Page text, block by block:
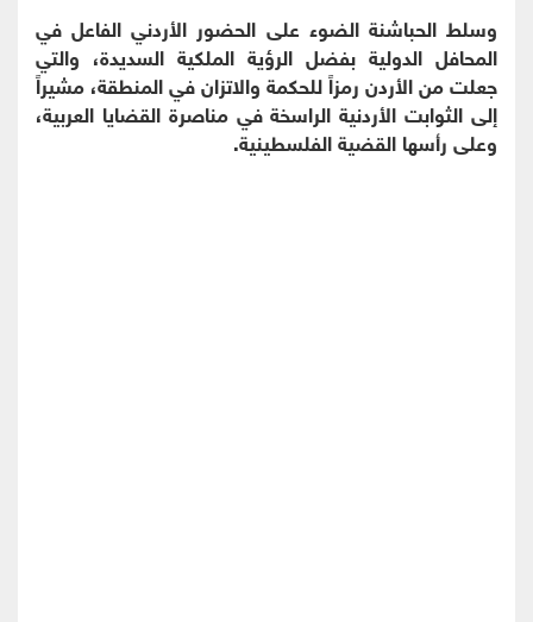
وسلط الحباشنة الضوء على الحضور الأردني الفاعل في
المحافل الدولية بفضل الرؤية الملكية السديدة، والتي
جعلت من الأردن رمزاً للحكمة والاتزان في المنطقة، مشيراً
إلى الثوابت الأردنية الراسخة في مناصرة القضايا العربية،
وعلى رأسها القضية الفلسطينية.